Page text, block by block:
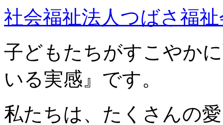
社会福祉法人つばさ福
子どもたちがすこやか
いる実感』です。
私たちは、たくさんの